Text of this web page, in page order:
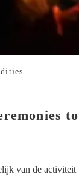
van de activiteit